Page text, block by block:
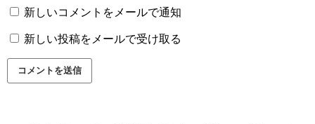
新しいコメントをメールで通知
新しい投稿をメールで受け取る